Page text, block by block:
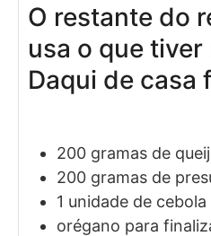
O restante do
usa o que
Daqui de casa
200 gramas de
200 gramas de
1 unidade de cebola
orégano para